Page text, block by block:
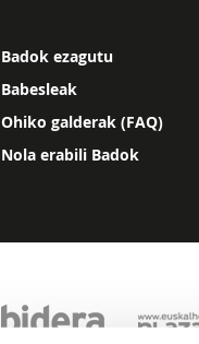
Badok ezagutu
Babesleak
Ohiko galderak (FAQ)
Nola erabili Badok